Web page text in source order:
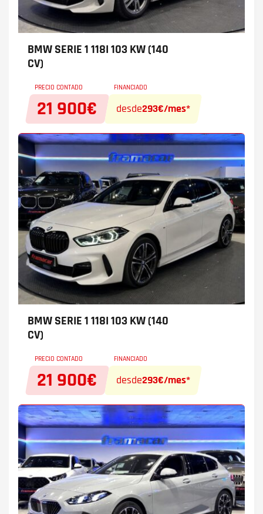
BMW SERIE 1118I 103 KW (140
CV)
PRECIO CONTADO
21 900€
FINANCIADO
desde293€/mes*
BMW SERIE 1118I 103 KW (140
CV)
PRECIO CONTADO
21 900€
FINANCIADO
desde293€/mes*